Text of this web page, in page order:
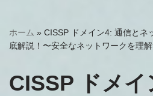
ッ
プ
ホーム » CISSP ドメイン4: 通信とネ
底解説！〜安全なネットワークを理
CISSP ドメイ